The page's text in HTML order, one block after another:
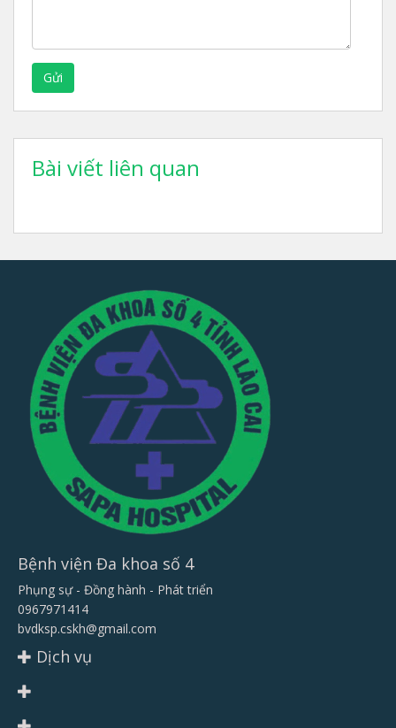
Gửi
Bài viết liên quan
Bệnh viện Đa khoa số 4
Phụng sự - Đồng hành - Phát triển
0967971414
bvdksp.cskh@gmail.com
Dịch vụ